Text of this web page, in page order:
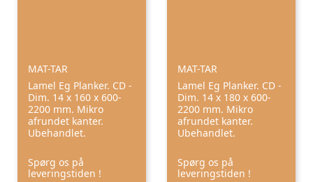
MAT-TAR
Lamel Eg Planker. CD -
Dim. 14 x 160 x 600-
2200 mm. Mikro
afrundet kanter.
Ubehandlet.
Spørg os på
leveringstiden !
MAT-TAR
Lamel Eg Planker. CD -
Dim. 14 x 180 x 600-
2200 mm. Mikro
afrundet kanter.
Ubehandlet.
Spørg os på
leveringstiden !